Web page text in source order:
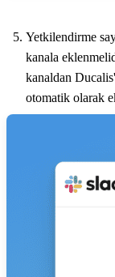
Yetkilendirme
kanala
kanaldan Ducalis
otomatik olarak